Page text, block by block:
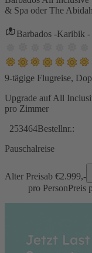
& Spa oder The
Barbados -Karibik -
9-tägige Flugreise,
Upgrade auf All
pro Zimmer
253464Bestellnr.:
Pauschalreise
Alter Preisab €2.999,-
pro PersonPreis